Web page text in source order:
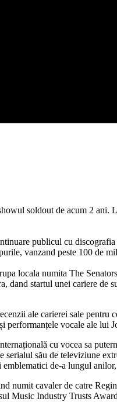
soldout de acum 2 ani.
publicul cu
vanzand peste 100
locala numita The
startul unei cariere
ale carierei sale
vocale ale lui
cu vocea sa
său de televiziune
de-a lungul
numit cavaler de catre
Music Industry Trusts